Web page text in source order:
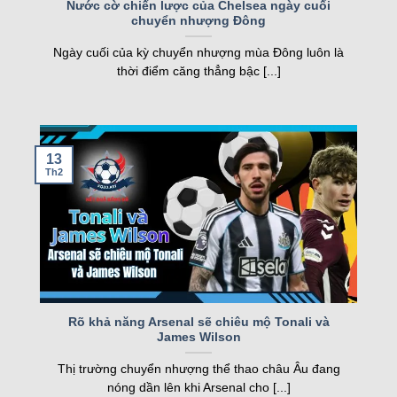
FT
Juventus Women
SCU Torreense Women
1
nghiệp, kqbd ngày càng khẳng định vị thế của
mình.
Các tính năng nổi bật của Kqbd – Kết
Một số tính năng nổi bật của kqbd
Trang web sở hữu nhiều tính năng vượt trội, đáp
ứng nhu cầu của cả người hâm mộ và cược thủ.
Nước cờ chiến lược của Chelsea ngày cuối
chuyển nhượng Đông
Ngày cuối của kỳ chuyển nhượng mùa Đông luôn là
thời điểm căng thẳng bậc [...]
Rõ khả năng Arsenal sẽ chiêu mộ Tonali và
James Wilson
Thị trường chuyển nhượng thể thao châu Âu đang
nóng dần lên khi Arsenal cho [...]
13
Th2